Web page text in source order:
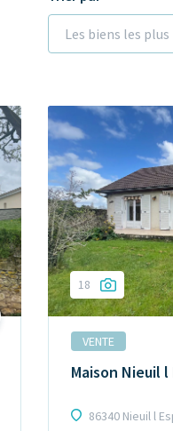
Les biens les
18
VENTE
Maison Nieuil l
86340 Nieuil l